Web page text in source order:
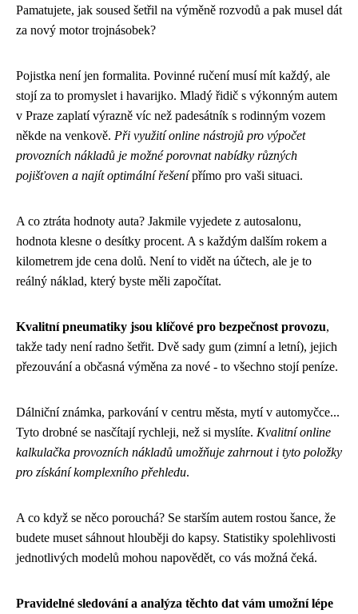
Pamatujete, jak soused šetřil na výměně rozvodů a pak musel dát
za nový motor trojnásobek?
Pojistka není jen formalita. Povinné ručení musí mít každý, ale
stojí za to promyslet i havarijko. Mladý řidič s výkonným autem
v Praze zaplatí výrazně víc než padesátník s rodinným vozem
někde na venkově. Při využití online nástrojů pro výpočet
provozních nákladů je možné porovnat nabídky různých
pojišťoven a najít optimální řešenípřímo pro vaši situaci.
A co ztráta hodnoty auta? Jakmile vyjedete z autosalonu,
hodnota klesne o desítky procent. A s každým dalším rokem a
kilometrem jde cena dolů. Není to vidět na účtech, ale je to
reálný náklad, který byste měli započítat.
Kvalitní pneumatiky jsou klíčové pro bezpečnost provozu,
takže tady není radno šetřit. Dvě sady gum (zimní a letní), jejich
přezouvání a občasná výměna za nové - to všechno stojí peníze.
Dálniční známka, parkování v centru města, mytí v automyčce...
Tyto drobné se nasčítají rychleji, než si myslíte. Kvalitní online
kalkulačka provozních nákladů umožňuje zahrnout i tyto položky
pro získání komplexního přehledu.
A co když se něco porouchá? Se starším autem rostou šance, že
budete muset sáhnout hlouběji do kapsy. Statistiky spolehlivosti
jednotlivých modelů mohou napovědět, co vás možná čeká.
Pravidelné sledování a analýza těchto dat vám umožní lépe